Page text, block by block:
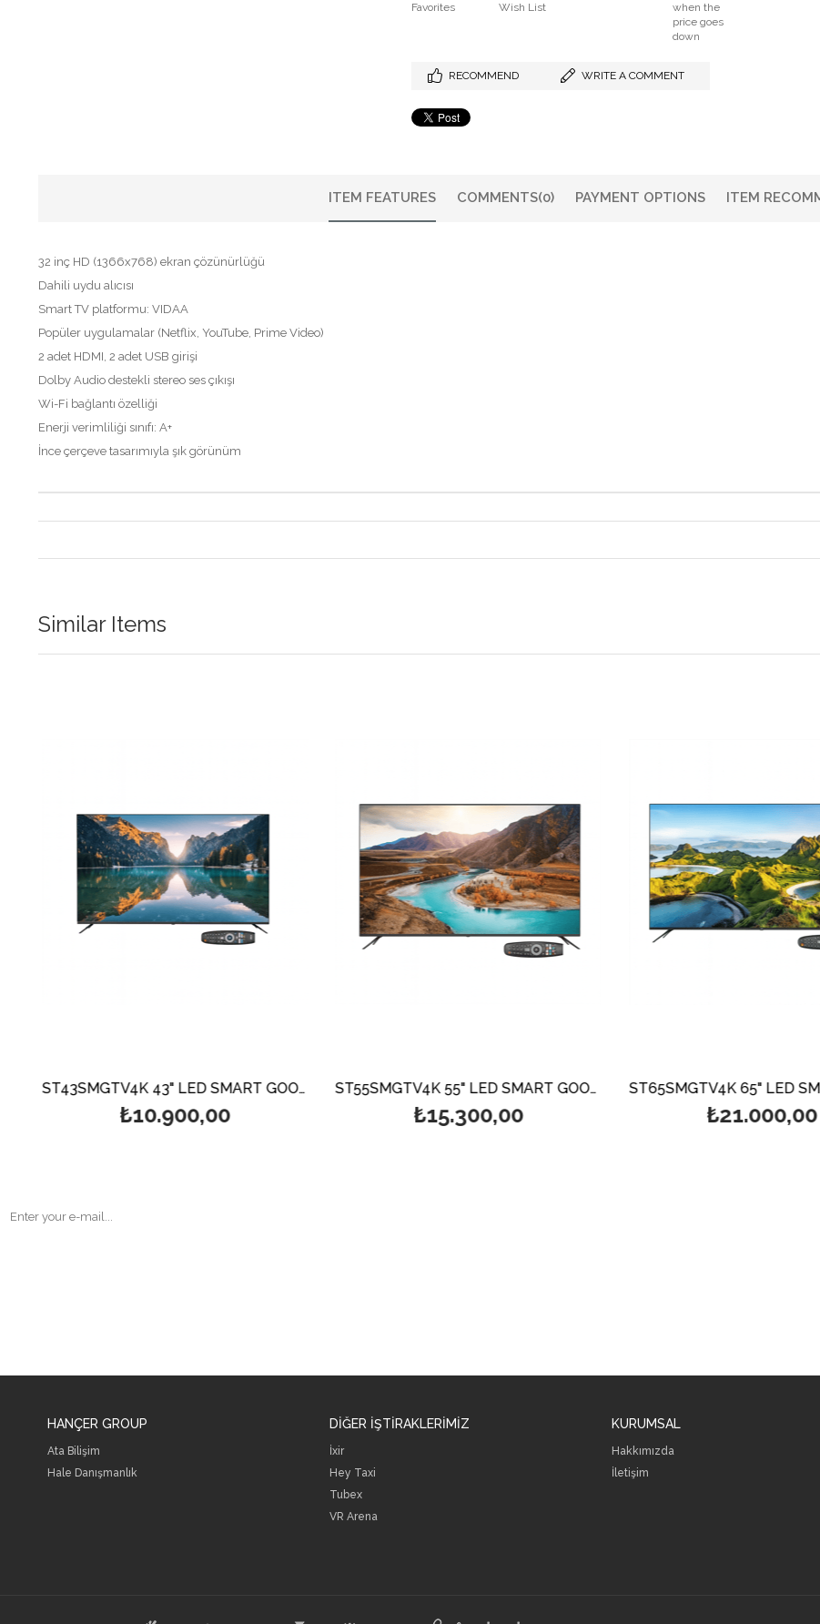
Favorites
Wish List
when the
price goes
down
RECOMMEND WRITE A COMMENT
ITEM FEATURES COMMENTS(0) PAYMENT OPTIONS ITEM
32 inç HD (1366x768) ekran çözünürlüğü
Dahili uydu alıcısı
Smart TV platformu: VIDAA
Popüler uygulamalar (Netflix, YouTube, Prime Video)
2 adet HDMI, 2 adet USB girişi
Dolby Audio destekli stereo ses çıkışı
Wi-Fi bağlantı özelliği
Enerji verimliliği sınıfı: A+
İnce çerçeve tasarımıyla şık görünüm
Similar Items
ST43SMGTV4K 43" LED SMART GOOGLE UHD TV 4K
₺10.900,00
ST55SMGTV4K 55" LED SMART GOOGLE UHD TV 4K
₺15.300,00 ₺21.000,00
HANÇER GROUP
Ata Bilişim
Hale Danışmanlık
DİĞER İŞTİRAKLERİMİZ
İxir
Hey Taxi
Tubex
VR Arena
KURUMSAL
Hakkımızda
İletişim